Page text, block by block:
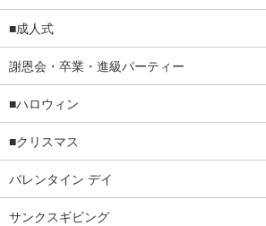
■成人式
謝恩会・卒業・進級パーティー
■ハロウィン
■クリスマス
バレンタイン デイ
サンクスギビング